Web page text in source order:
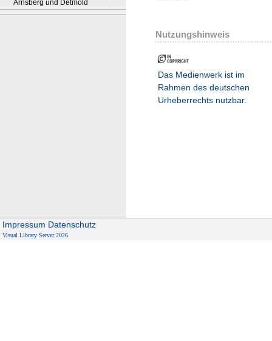
Arnsberg und Detmold
Nutzungshinweis
Das Medienwerk ist im
Rahmen des deutschen
Urheberrechts nutzbar.
Impressum Datenschutz
Visual Library Server 2026